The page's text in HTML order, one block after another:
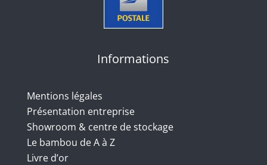
Informations
Mentions légales
Présentation entreprise
Showroom & centre de stockage
Le bambou de A à Z
Livre d’or